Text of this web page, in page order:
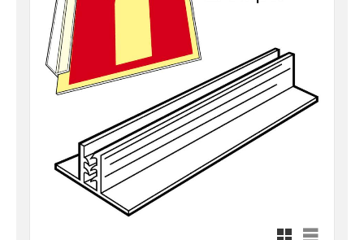
Rutnätsvy
Listvy